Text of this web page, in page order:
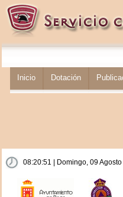
Inicio Dotación
08:20:52 | Domingo, 09